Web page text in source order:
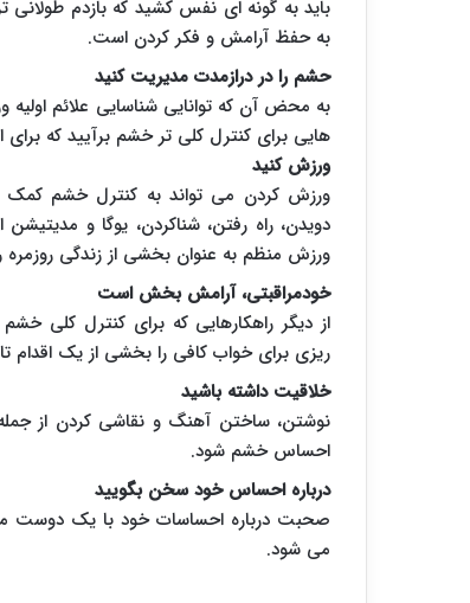
باید به گونه ای نفس کشید که بازدم طولانی
به حفظ آرامش و فکر کردن است.
حشم را در درازمدت مدیریت کنید
به محض آن که توانایی شناسایی علائم اولیه
هایی برای کنترل کلی تر خشم برآیید که
ورزش کنید
ورزش کردن می تواند به کنترل خشم
دویدن، راه رفتن، شناکردن، یوگا و
ورزش منظم به عنوان بخشی از زندگی
خودمراقبتی، آرامش بخش است
از دیگر راهکارهایی که برای کنترل کلی
ریزی برای خواب کافی را بخشی از یک اقدام
خلاقیت داشته باشید
نوشتن، ساختن آهنگ و نقاشی کردن از
احساس خشم شود.
درباره احساس خود سخن بگویید
صحبت درباره احساسات خود با یک دوست می
می شود.